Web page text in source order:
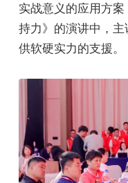
实战意义的应用方
持力》的演讲中，
供软硬实力的支援。